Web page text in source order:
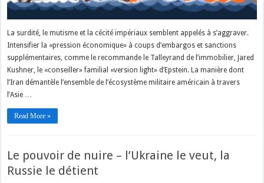
La surdité, le mutisme et la cécité impériaux semblent appelés à s’aggraver.
Intensifier la «pression économique» à coups d’embargos et sanctions
supplémentaires, comme le recommande le Talleyrand de l’immobilier, Jared
Kushner, le «conseiller» familial «version light» d’Epstein. La manière dont
l’Iran démantèle l’ensemble de l’écosystème militaire américain à travers
l’Asie …
Read More »
Le pouvoir de nuire – l’Ukraine le veut, la
Russie le détient